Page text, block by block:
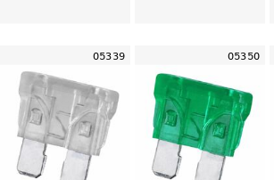
05339 05350